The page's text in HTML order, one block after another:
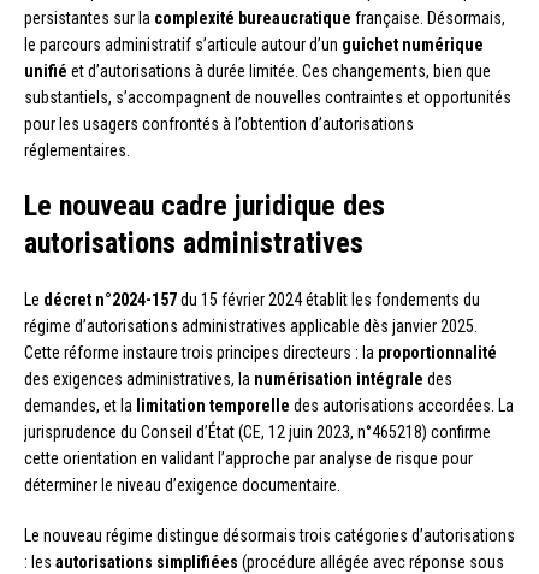
persistantes sur la complexité bureaucratique française. Désormais,
le parcours administratif s’articule autour d’un guichet numérique
unifié et d’autorisations à durée limitée. Ces changements, bien que
substantiels, s’accompagnent de nouvelles contraintes et opportunités
pour les usagers confrontés à l’obtention d’autorisations
réglementaires.
Le nouveau cadre juridique des
autorisations administratives
Le décret n°2024-157du 15 février 2024 établit les fondements du
régime d’autorisations administratives applicable dès janvier 2025.
Cette réforme instaure trois principes directeurs : la proportionnalité
des exigences administratives, la numérisation intégrale des
demandes, et la limitation temporelle des autorisations accordées. La
jurisprudence du Conseil d’État (CE, 12 juin 2023, n°465218) confirme
cette orientation en validant l’approche par analyse de risque pour
déterminer le niveau d’exigence documentaire.
Le nouveau régime distingue désormais trois catégories d’autorisations
: les autorisations simplifiées (procédure allégée avec réponse sous